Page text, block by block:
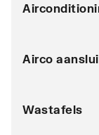
Airco
Wastafels